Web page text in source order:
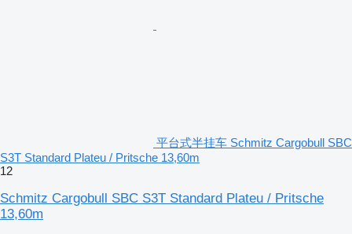
平台式半挂车 Schmitz Cargobull SBC
S3T Standard Plateu / Pritsche 13,60m
12
Schmitz Cargobull SBC S3T Standard Plateu / Pritsche
13,60m